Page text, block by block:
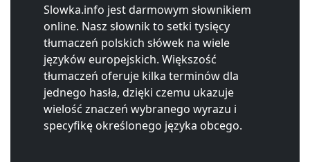
Slowka.info jest darmowym słownikiem
online. Nasz słownik to setki tysięcy
tłumaczeń polskich słówek na wiele
języków europejskich. Większość
tłumaczeń oferuje kilka terminów dla
jednego hasła, dzięki czemu ukazuje
wielość znaczeń wybranego wyrazu i
specyfikę określonego języka obcego.